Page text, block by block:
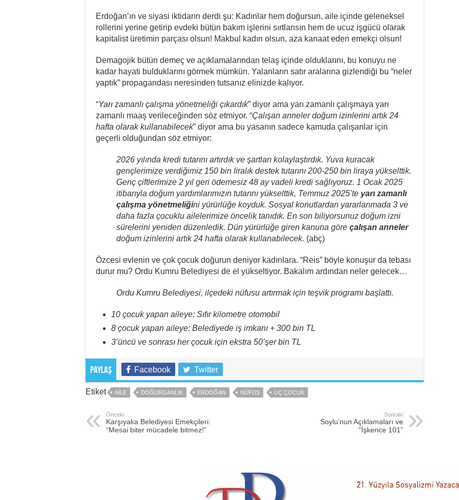
Erdoğan’ın ve siyasi iktidarın derdi şu: Kadınlar hem doğursun, aile içinde geleneksel
rollerini yerine getirip evdeki bütün bakım işlerini sırtlansın hem de ucuz işgücü olarak
kapitalist üretimin parçası olsun! Makbul kadın olsun, aza kanaat eden emekçi olsun!
Demagojik bütün demeç ve açıklamalarından telaş içinde olduklarını, bu konuyu ne
kadar hayati bulduklarını görmek mümkün. Yalanların satır aralarına gizlendiği bu “neler
yaptık” propagandası neresinden tutsanız elinizde kalıyor.
“Yarı zamanlı çalışma yönetmeliği çıkardık” diyor ama yarı zamanlı çalışmaya yarı
zamanlı maaş verileceğinden söz etmiyor. “Çalışan anneler doğum izinlerini artık 24
hafta olarak kullanabilecek” diyor ama bu yasanın sadece kamuda çalışanlar için
geçerli olduğundan söz etmiyor:
2026 yılında kredi tutarını artırdık ve şartları kolaylaştırdık. Yuva kuracak
gençlerimize verdiğimiz 150 bin liralık destek tutarını 200-250 bin liraya yükselttik.
Genç çiftlerimize 2 yıl geri ödemesiz 48 ay vadeli kredi sağlıyoruz. 1 Ocak 2025
itibarıyla doğum yardımlarımızın tutarını yükselttik, Temmuz 2025’te yarı zamanlı
çalışma yönetmeliğini yürürlüğe koyduk. Sosyal konutlardan yararlanmada 3 ve
daha fazla çocuklu ailelerimize öncelik tanıdık. En son biliyorsunuz doğum izni
sürelerini yeniden düzenledik. Dün yürürlüğe giren kanuna göre çalışan anneler
doğum izinlerini artık 24 hafta olarak kullanabilecek. (abç)
Özcesi evlenin ve çok çocuk doğurun deniyor kadınlara. “Reis” böyle konuşur da tebası
durur mu? Ordu Kumru Belediyesi de el yükseltiyor. Bakalım ardından neler gelecek…
Ordu Kumru Belediyesi, ilçedeki nüfusu artırmak için teşvik programı başlattı.
10 çocuk yapan aileye: Sıfır kilometre otomobil
8 çocuk yapan aileye: Belediyede iş imkanı + 300 bin TL
3’üncü ve sonrası her çocuk için ekstra 50’şer bin TL
Paylaş Facebook Twitter
Etiket AILE DOĞURGANLIK ERDOĞAN NÜFUS ÜÇ ÇOCUK
Önceki
Karşıyaka Belediyesi Emekçileri:
“Mesai biter mücadele bitmez!”
Sonraki
Soylu’nun Açıklamaları ve
“İşkence 101”